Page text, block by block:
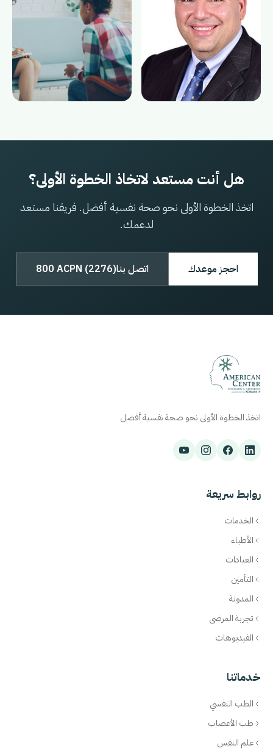
هل أنت مستعد لاتخاذ الخطوة الأولى؟
اتخذ الخطوة الأولى نحو صحة نفسية أفضل. فريقنا مستعد
لدعمك.
احجز موعدك اتصل بنا800 ACPN (2276)
اتخذ الخطوة الأولى نحو صحة نفسية أفضل
روابط سريعة
الخدمات
الأطباء
العيادات
التأمين
المدونة
تجربة المرضى
الفيديوهات
خدماتنا
الطب النفسي
طب الأعصاب
علم النفس